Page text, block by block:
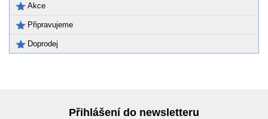
Akce
Připravujeme
Doprodej
Přihlášení do newsletteru